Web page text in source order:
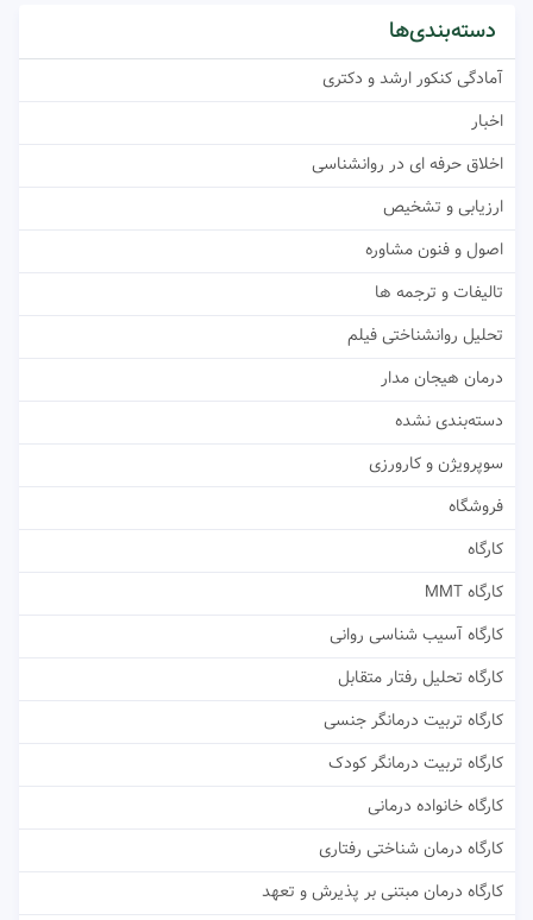
دسته‌بندی‌ها
آمادگی کنکور ارشد و دکتری
اخبار
اخلاق حرفه ای در روانشناسی
ارزیابی و تشخیص
اصول و فنون مشاوره
تالیفات و ترجمه ها
تحلیل روانشناختی فیلم
درمان هیجان مدار
دسته‌بندی نشده
سوپرویژن و کارورزی
فروشگاه
کارگاه
کارگاه MMT
کارگاه آسیب شناسی روانی
کارگاه تحلیل رفتار متقابل
کارگاه تربیت درمانگر جنسی
کارگاه تربیت درمانگر کودک
کارگاه خانواده درمانی
کارگاه درمان شناختی رفتاری
کارگاه درمان مبتنی بر پذیرش و تعهد